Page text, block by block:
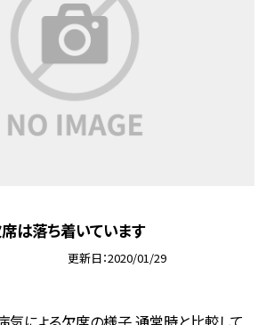
は落ち着いています
更新日 2020/01/29